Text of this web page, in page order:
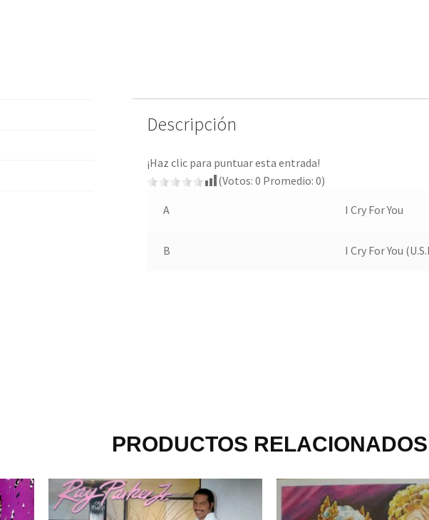
Descripción
¡Haz clic para puntuar esta entrada!
(Votos:0 Promedio:0)
A I Cry For You
B I Cry For You
PRODUCTOS RELACIONADOS